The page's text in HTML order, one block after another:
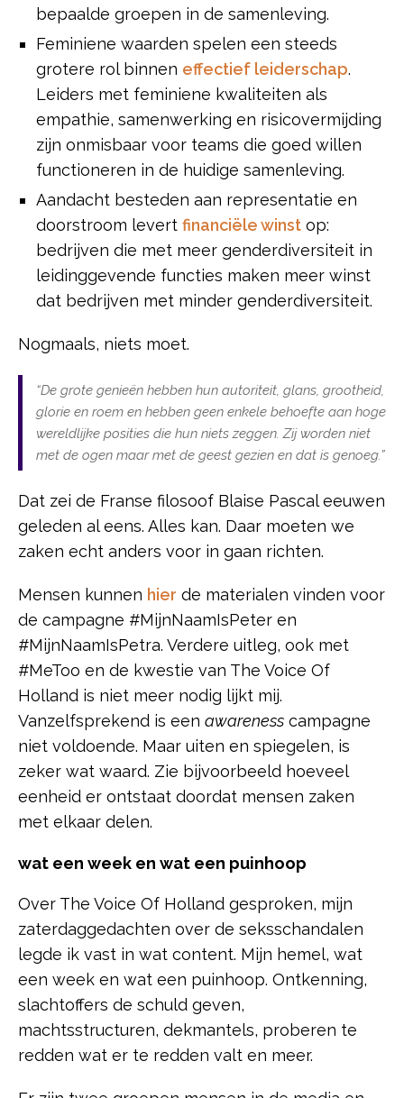
bepaalde groepen in de samenleving.
Feminiene waarden spelen een steeds
grotere rol binnen effectief leiderschap.
Leiders met feminiene kwaliteiten als
empathie, samenwerking en risicovermijding
zijn onmisbaar voor teams die goed willen
functioneren in de huidige samenleving.
Aandacht besteden aan representatie en
doorstroom levert financiële winst op:
bedrijven die met meer genderdiversiteit in
leidinggevende functies maken meer winst
dat bedrijven met minder genderdiversiteit.
Nogmaals, niets moet.
“De grote genieën hebben hun autoriteit, glans, grootheid,
glorie en roem en hebben geen enkele behoefte aan hoge
wereldlijke posities die hun niets zeggen. Zij worden niet
met de ogen maar met de geest gezien en dat is genoeg.”
Dat zei de Franse filosoof Blaise Pascal eeuwen
geleden al eens. Alles kan. Daar moeten we
zaken echt anders voor in gaan richten.
Mensen kunnen hier de materialen vinden voor
de campagne #MijnNaamIsPeter en
#MijnNaamIsPetra. Verdere uitleg, ook met
#MeToo en de kwestie van The Voice Of
Holland is niet meer nodig lijkt mij.
Vanzelfsprekend is een awareness campagne
niet voldoende. Maar uiten en spiegelen, is
zeker wat waard. Zie bijvoorbeeld hoeveel
eenheid er ontstaat doordat mensen zaken
met elkaar delen.
wat een week en wat een puinhoop
Over The Voice Of Holland gesproken, mijn
zaterdaggedachten over de seksschandalen
legde ik vast in wat content. Mijn hemel, wat
een week en wat een puinhoop. Ontkenning,
slachtoffers de schuld geven,
machtsstructuren, dekmantels, proberen te
redden wat er te redden valt en meer.